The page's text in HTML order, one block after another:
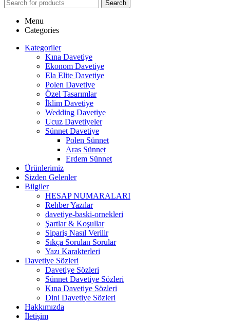
Search
Menu
Categories
Kategoriler
Kına Davetiye
Ekonom Davetiye
Ela Elite Davetiye
Polen Davetiye
Özel Tasarımlar
İklim Davetiye
Wedding Davetiye
Ucuz Davetiyeler
Sünnet Davetiye
Polen Sünnet
Aras Sünnet
Erdem Sünnet
Ürünlerimiz
Sizden Gelenler
Bilgiler
HESAP NUMARALARI
Rehber Yazılar
davetiye-baski-ornekleri
Şartlar & Koşullar
Sipariş Nasıl Verilir
Sıkça Sorulan Sorular
Yazı Karakterleri
Davetiye Sözleri
Davetiye Sözleri
Sünnet Davetiye Sözleri
Kına Davetiye Sözleri
Dini Davetiye Sözleri
Hakkımızda
İletişim